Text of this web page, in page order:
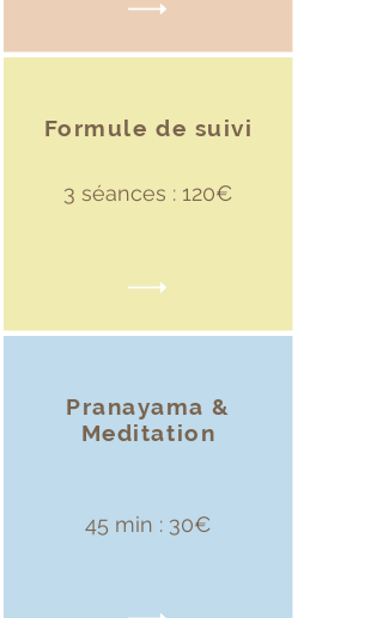
Formule de suivi
3 séances : 120€
Pranayama &
Meditation
45 min : 30€